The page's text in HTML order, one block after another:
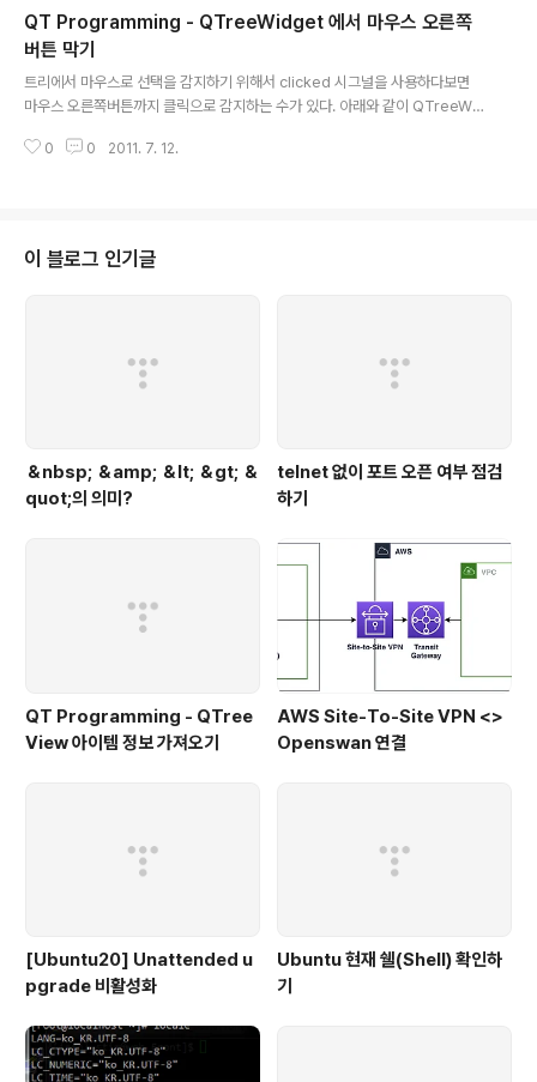
상위 부모이다. 그러므로 아래와 같이 사용하면된다. QTreeWidget* tree =
new QTreeWidget(); QTreeWidgetItem* it..
QT Programming - QTreeWidget 에서 마우스 오른쪽
버튼 막기
트리에서 마우스로 선택을 감지하기 위해서 clicked 시그널을 사용하다보면
마우스 오른쪽버튼까지 클릭으로 감지하는 수가 있다. 아래와 같이 QTreeWi
public QTreeWidget 4 { 5 public: 6 TreeWidget() 7 { 8 setColumn
23..
0 0 2011. 7. 12.
이 블로그 인기글
＆nbsp; ＆amp; ＆lt; ＆gt; ＆
quot;의 의미?
telnet 없이 포트 오픈 여부 점검
하기
QT Programming - QTree
View 아이템 정보 가져오기
AWS Site-To-Site VPN <>
Openswan 연결
[Ubuntu20] Unattended u
pgrade 비활성화
Ubuntu 현재 쉘(Shell) 확인하
기